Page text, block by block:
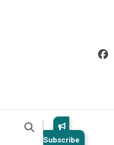
Subscribe